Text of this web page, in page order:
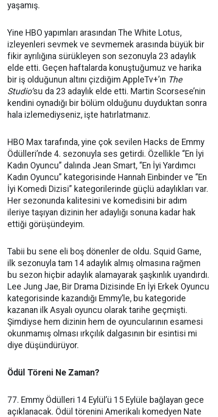
yaşamış.
Yine HBO yapımları arasından The White Lotus,
izleyenleri sevmek ve sevmemek arasında büyük bir
fikir ayrılığına sürükleyen son sezonuyla 23 adaylık
elde etti. Geçen haftalarda konuştuğumuz ve harika
bir iş olduğunun altını çizdiğim AppleTv+’ın The
Studio’su da 23 adaylık elde etti. Martin Scorsese’nin
kendini oynadığı bir bölüm olduğunu duyduktan sonra
hala izlemediyseniz, işte hatırlatmanız.
HBO Max tarafında, yine çok sevilen Hacks de Emmy
Ödülleri’nde 4. sezonuyla ses getirdi. Özellikle “En İyi
Kadın Oyuncu” dalında Jean Smart, “En İyi Yardımcı
Kadın Oyuncu” kategorisinde Hannah Einbinder ve “En
İyi Komedi Dizisi” kategorilerinde güçlü adaylıkları var.
Her sezonunda kalitesini ve komedisini bir adım
ileriye taşıyan dizinin her adaylığı sonuna kadar hak
ettiği görüşündeyim.
Tabii bu sene eli boş dönenler de oldu. Squid Game,
ilk sezonuyla tam 14 adaylık almış olmasına rağmen
bu sezon hiçbir adaylık alamayarak şaşkınlık uyandırdı.
Lee Jung Jae, Bir Drama Dizisinde En İyi Erkek Oyuncu
kategorisinde kazandığı Emmy’le, bu kategoride
kazanan ilk Asyalı oyuncu olarak tarihe geçmişti.
Şimdiyse hem dizinin hem de oyuncularının esamesi
okunmamış olması ırkçılık dalgasının bir esintisi mi
diye düşündürüyor.
Ödül Töreni Ne Zaman?
77. Emmy Ödülleri 14 Eylül’ü 15 Eylüle bağlayan gece
açıklanacak. Ödül törenini Amerikalı komedyen Nate